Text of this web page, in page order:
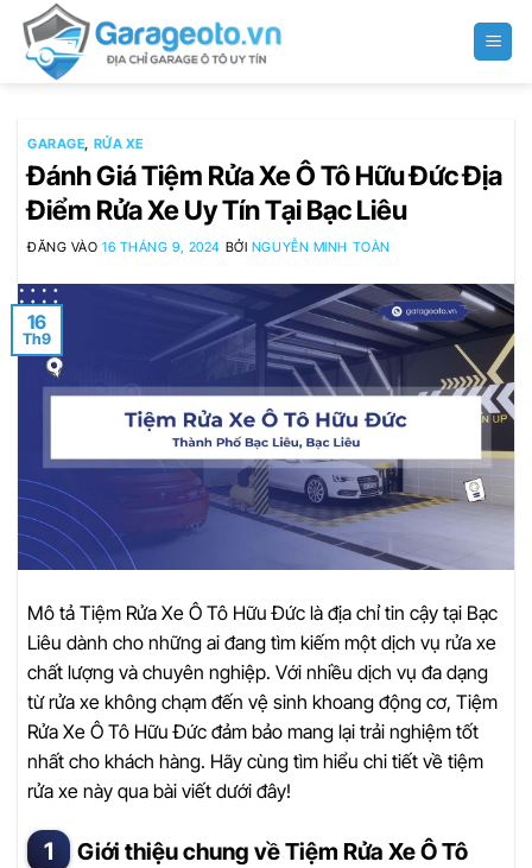
qua
GARAGE, RỬA XE
Đánh Giá Tiệm Rửa Xe Ô Tô Hữu Đức Địa
Điểm Rửa Xe Uy Tín Tại Bạc Liêu
ĐĂNG VÀO16 THÁNG 9, 2024 BỞI NGUYỄN MINH TOÀN
16
Th9
Mô tả Tiệm Rửa Xe Ô Tô Hữu Đức là địa chỉ tin cậy tại Bạc
Liêu dành cho những ai đang tìm kiếm một dịch vụ rửa xe
chất lượng và chuyên nghiệp. Với nhiều dịch vụ đa dạng
từ rửa xe không chạm đến vệ sinh khoang động cơ, Tiệm
Rửa Xe Ô Tô Hữu Đức đảm bảo mang lại trải nghiệm tốt
nhất cho khách hàng. Hãy cùng tìm hiểu chi tiết về tiệm
rửa xe này qua bài viết dưới đây!
Giới thiệu chung về Tiệm Rửa Xe Ô Tô